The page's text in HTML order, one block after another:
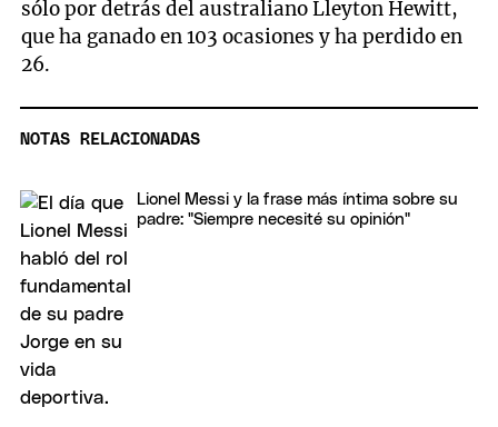
sólo por detrás del australiano Lleyton Hewitt,
que ha ganado en 103 ocasiones y ha perdido en
26.
NOTAS RELACIONADAS
Lionel Messi y la frase más íntima sobre su
padre: "Siempre necesité su opinión"